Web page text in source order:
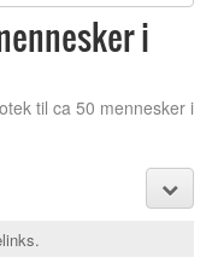
i
til ca 50 mennesker i